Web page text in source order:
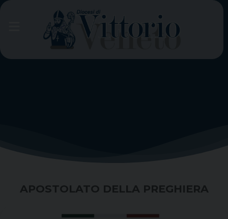
Skip
APOSTOLATO DELLA PREGHIERA